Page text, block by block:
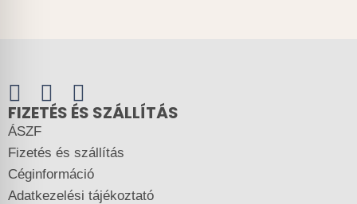
FIZETÉS ÉS SZÁLLÍTÁS
ÁSZF
Fizetés és szállítás
Céginformáció
Adatkezelési tájékoztató